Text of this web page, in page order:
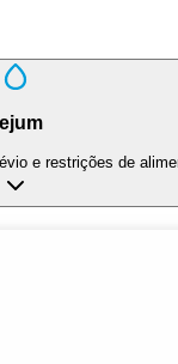
e restrições de